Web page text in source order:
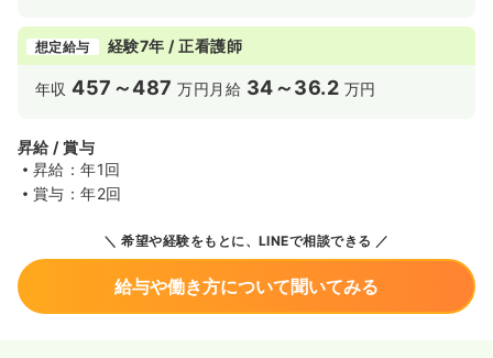
想定給与 経験7年 / 正看護師
年収457～487 万円 月給 34～36.2 万円
昇給 / 賞与
昇給：年1回
賞与：年2回
希望や経験をもとに、LINEで相談できる
給与や働き方について聞いてみる